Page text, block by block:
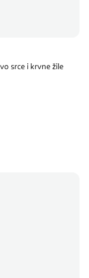
srce i krvne žile